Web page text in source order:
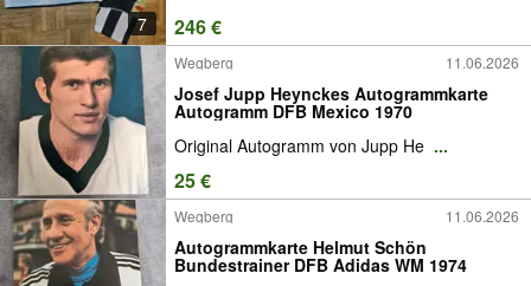
Anzeige aufgeben
7 246 €
Wegberg 11.06.2026
Josef Jupp Heynckes Autogrammkarte
Autogramm DFB Mexico 1970
Original Autogramm von Jupp He ...
25 €
Wegberg 11.06.2026
Autogrammkarte Helmut Schön
Bundestrainer DFB Adidas WM 1974